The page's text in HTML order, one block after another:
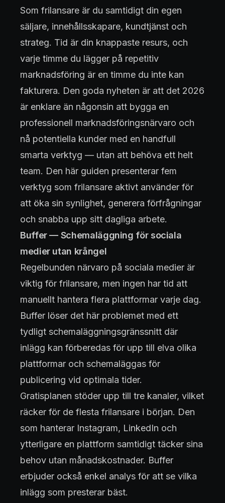
Som frilansare är du samtidigt din egen
säljare, innehållsskapare, kundtjänst och
strateg. Tid är din knappaste resurs, och
varje timme du lägger på repetitiv
marknadsföring är en timme du inte kan
fakturera. Den goda nyheten är att det 2026
är enklare än någonsin att bygga en
professionell marknadsföringsnärvaro och
nå potentiella kunder med en handfull
smarta verktyg — utan att behöva ett helt
team. Den här guiden presenterar fem
verktyg som frilansare aktivt använder för
att öka sin synlighet, generera förfrågningar
och snabba upp sitt dagliga arbete.
Buffer — Schemaläggning för sociala
medier utan krångel
Regelbunden närvaro på sociala medier är
viktig för frilansare, men ingen har tid att
manuellt hantera flera plattformar varje dag.
Buffer löser det här problemet med ett
tydligt schemaläggningsgränssnitt där
inlägg kan förberedas för upp till elva olika
plattformar och schemaläggas för
publicering vid optimala tider.
Gratisplanen stöder upp till tre kanaler, vilket
räcker för de flesta frilansare i början. Den
som hanterar Instagram, LinkedIn och
ytterligare en plattform samtidigt täcker sina
behov utan månadskostnader. Buffer
erbjuder också enkel analys för att se vilka
inlägg som presterar bäst.